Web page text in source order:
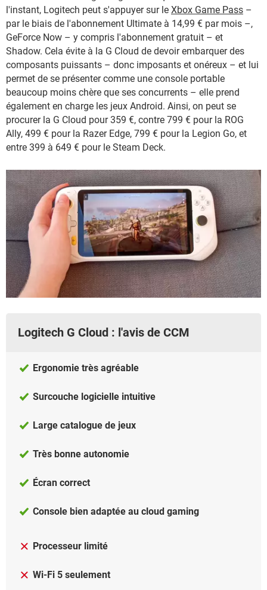
l'instant, Logitech peut s'appuyer sur le Xbox Game Pass –
par le biais de l'abonnement Ultimate à 14,99 € par mois –,
GeForce Now – y compris l'abonnement gratuit – et
Shadow. Cela évite à la G Cloud de devoir embarquer des
composants puissants – donc imposants et onéreux – et lui
permet de se présenter comme une console portable
beaucoup moins chère que ses concurrents – elle prend
également en charge les jeux Android. Ainsi, on peut se
procurer la G Cloud pour 359 €, contre 799 € pour la ROG
Ally, 499 € pour la Razer Edge, 799 € pour la Legion Go, et
entre 399 à 649 € pour le Steam Deck.
Logitech G Cloud : l'avis de CCM
Ergonomie très agréable
Surcouche logicielle intuitive
Large catalogue de jeux
Très bonne autonomie
Écran correct
Console bien adaptée au cloud gaming
Processeur limité
Wi-Fi 5 seulement